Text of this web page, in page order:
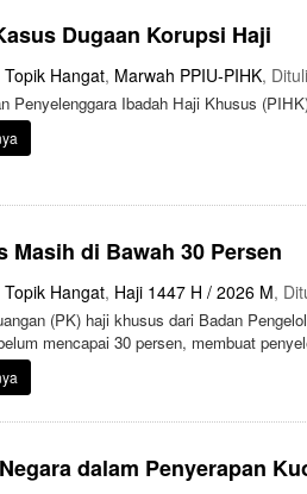
Dugaan Korupsi Haji
Topik Hangat, Marwah PPIU-PIHK,
Penyelenggara Ibadah Haji Khusus
di Bawah 30 Persen
Topik Hangat, Haji 1447 H / 2026 M,
(PK) haji khusus dari Badan
mencapai 30 persen, membuat
dalam Penyerapan